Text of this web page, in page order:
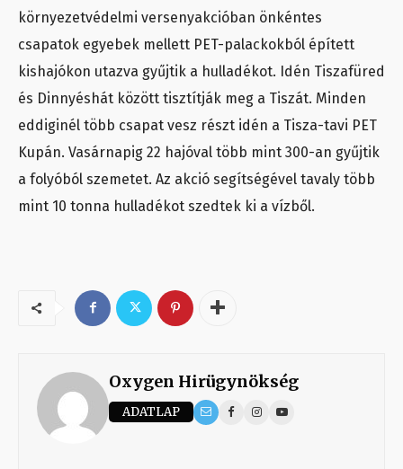
környezetvédelmi versenyakcióban önkéntes
csapatok egyebek mellett PET-palackokból épített
kishajókon utazva gyűjtik a hulladékot. Idén Tiszafüred
és Dinnyéshát között tisztítják meg a Tiszát. Minden
eddiginél több csapat vesz részt idén a Tisza-tavi PET
Kupán. Vasárnapig 22 hajóval több mint 300-an gyűjtik
a folyóból szemetet. Az akció segítségével tavaly több
mint 10 tonna hulladékot szedtek ki a vízből.
Oxygen Hirügynökség
ADATLAP